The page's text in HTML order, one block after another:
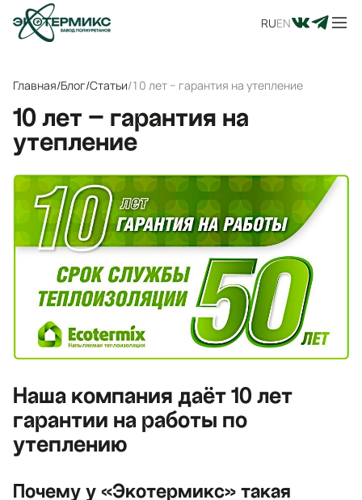
RUEN
Главная/Блог/Статьи/10 лет − гарантия на утепление
10 лет − гарантия на
утепление
Наша компания даёт 10 лет
гарантии на работы по
утеплению
Почему у «Экотермикс» такая